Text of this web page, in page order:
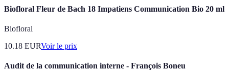
Biofloral Fleur de Bach 18 Impatiens Communication Bio 20 ml
Biofloral
10.18 EURVoir le prix
Audit de la communication interne - François Boneu